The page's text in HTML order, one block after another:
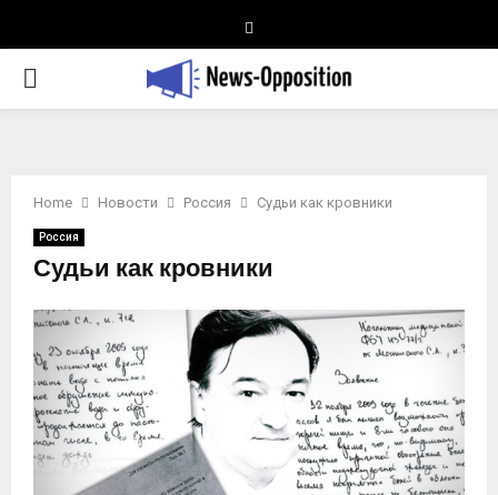
PRIMARY
Home Новости Россия Судьи как кровники
Россия
Судьи как кровники